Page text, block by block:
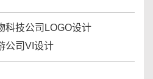
科技公司LOGO设计
公司VI设计